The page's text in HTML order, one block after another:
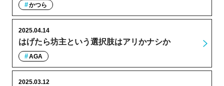
かつら
はげたら坊主という選択肢はアリかナシか
2025.04.14
AGA
2025.03.12